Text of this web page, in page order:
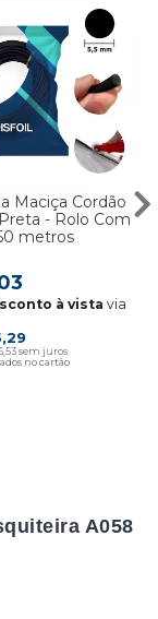
Maciça Cordão
- Rolo Com
metros
via
A058